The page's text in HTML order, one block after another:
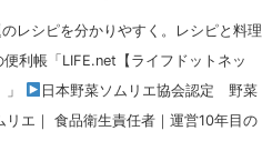
レシピを分かりやすく。レシピと料理
便利帳「LIFE.net【ライフドットネッ
」
日本野菜ソムリエ協会認定 野菜
リエ｜ 食品衛生責任者｜運営10年目の